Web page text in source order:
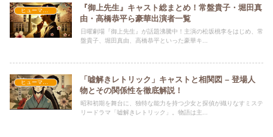
『御上先生』キャスト総まとめ！常盤貴子・堀田真
由・高橋恭平ら豪華出演者一覧
日曜劇場『御上先生』が話題沸騰中！主演の松坂桃李をはじめ、常
盤貴子、堀田真由、高橋恭平といった豪華キ...
「嘘解きレトリック」キャストと相関図 – 登場人
物とその関係性を徹底解説！
昭和初期を舞台に、独特な能力を持つ少女と探偵が織りなすミステ
リードラマ「嘘解きレトリック」。物語は主...